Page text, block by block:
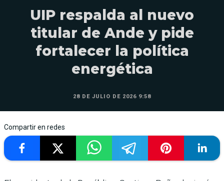
UIP respalda al nuevo
titular de Ande y pide
fortalecer la política
energética
28 DE JULIO DE 2026 9:58
Compartir en redes